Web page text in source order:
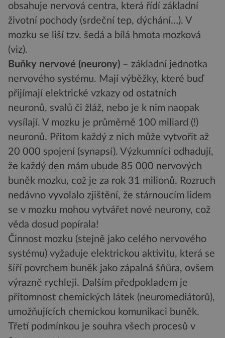
obsahuje nervová centra, která řídí základní
životní pochody (srdeční tep, dýchání…). V
mozku se liší tzv. šedá a bílá hmota mozková
(viz).
Buňky nervové (neurony) – základní jednotka
nervového systému. Mají výběžky, které buď
přijímají elektrické vzkazy od ostatních
neuronů, svalů či žláž, nebo je k nim naopak
vysílají. V mozku je průměrně 100 miliard (!)
neuronů. Přitom každý z nich může vytvořit až
20 000 spojení (synapsí). Výzkumníci odhadují,
že každý den mám ubude 85 000 nervových
buněk mozku, což je za rok 31 milionů. Rozruch
nedávno vyvolalo zjištění, že stárnoucím lidem
se v mozku mohou vytvářet nové neurony, což
věda dosud popírala!
Činnost mozku (stejně jako celého nervového
systému) vyžaduje elektrickou aktivitu, která se
šíří povrchem buněk jako zápalná šňůra, ovšem
výrazně rychleji. Dalším předpokladem je
přítomnost chemických látek (neuromediátorů),
umožňujících chemickou komunikaci buněk.
Třetí podmínkou je souhra všech procesů v